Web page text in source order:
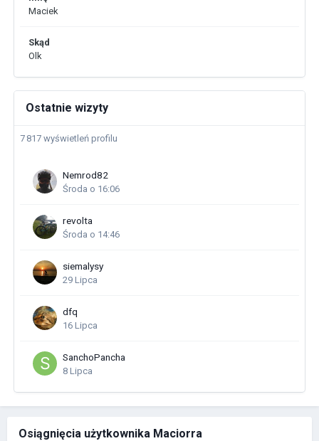
Maciek
Skąd
Olk
Ostatnie wizyty
7 817 wyświetleń profilu
Nemrod82
Środa o 16:06
revolta
Środa o 14:46
siemalysy
29 Lipca
dfq
16 Lipca
SanchoPancha
8 Lipca
Osiągnięcia użytkownika Maciorra